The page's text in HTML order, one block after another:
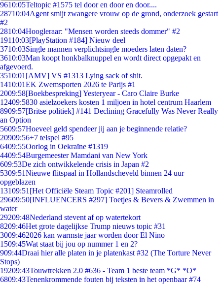
9610:05Teltopic #1575 tel door en door en door....
28710:04Agent smijt zwangere vrouw op de grond, onderzoek gestart
#2
2810:04Hoogleraar: "Mensen worden steeds dommer" #2
19110:03[PlayStation #184] Nieuw deel
3710:03Single mannen verplichtsingle moeders laten daten?
3610:03Man koopt honkbalknuppel en wordt direct opgepakt en
afgevoerd.
3510:01 [AMV] VS #1313 Lying sack of shit.
1410:01EK Zwemsporten 2026 te Parijs #1
2009:58[Boekbespreking] Yesteryear - Caro Claire Burke
12409:5830 asielzoekers kosten 1 miljoen in hotel centrum Haarlem
8909:57[Britse politiek] #141 Declining Gracefully Was Never Really
an Option
5609:57Hoeveel geld spendeer jij aan je beginnende relatie?
20909:56+7 telspel #95
6409:55Oorlog in Oekraïne #1319
4409:54Burgemeester Mamdani van New York
609:53De zich ontwikkelende crisis in Japan #2
5309:51Nieuwe flitspaal in Hollandscheveld binnen 24 uur
opgeblazen
13109:51 [Het Officiële Steam Topic #201] Steamrolled
29609:50[INFLUENCERS #297] Toetjes & Bevers & Zwemmen in
water
29209:48Nederland stevent af op watertekort
8209:46Het grote dagelijkse Trump nieuws topic #31
3009:462026 kan warmste jaar worden door El Nino
1509:45Wat staat bij jou op nummer 1 en 2?
909:44Draai hier alle platen in je platenkast #32 (The Torture Never
Stops)
19209:43Touwtrekken 2.0 #636 - Team 1 beste team *G* *O*
6809:43Tenenkrommende fouten bij teksten in het openbaar #74